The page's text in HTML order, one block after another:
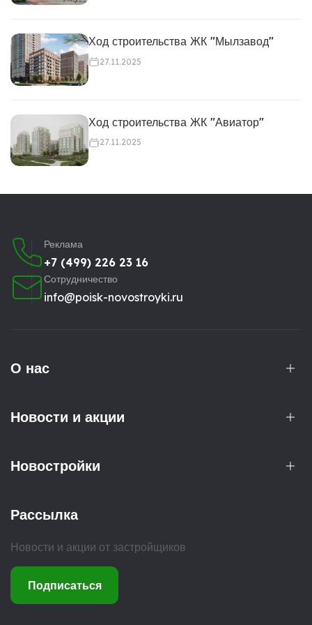
Ход строительства ЖК "Мылзавод"
27.11.2025
Ход строительства ЖК "Авиатор"
27.11.2025
Реклама
+7 (499) 226 23 16
Сотрудничество
info@poisk-novostroyki.ru
О нас
Новости и акции
Новостройки
Рассылка
Новости и акции от застройщиков
Подписаться